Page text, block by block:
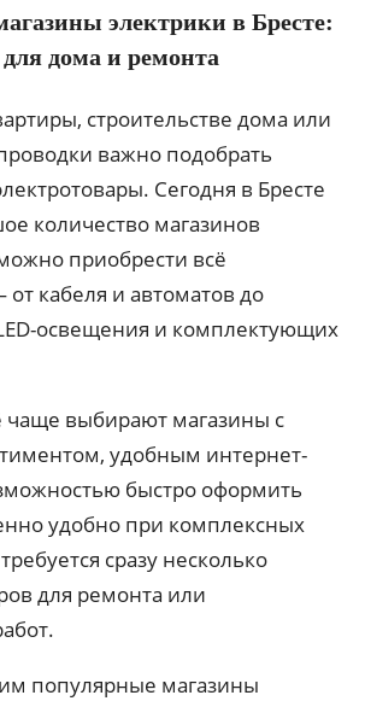
электрики в Бресте:
для дома и ремонта
строительстве дома или
важно подобрать
Сегодня в Бресте
количество магазинов
приобрести всё
кабеля и автоматов до
освещения и комплектующих
чаще выбирают магазины с
удобным интернет-
быстро оформить
удобно при комплексных
сразу несколько
для ремонта или
популярные магазины